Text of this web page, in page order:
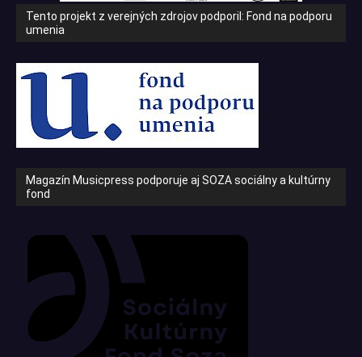
Tento projekt z verejných zdrojov podporil: Fond na podporu
umenia
Magazín Musicpress podporuje aj SOZA sociálny a kultúrny
fond